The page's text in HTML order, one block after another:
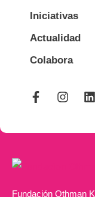
Fundación Othman
Iniciativas
Actualidad
Colabora